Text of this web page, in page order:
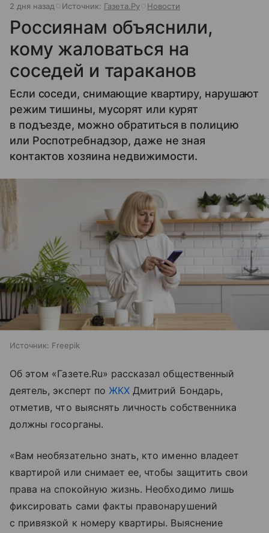
2 дня назад Источник: Газета.Ру Новости
Россиянам объяснили,
кому жаловаться на
соседей и тараканов
Если соседи, снимающие квартиру, нарушают
режим тишины, мусорят или курят
в подъезде, можно обратиться в полицию
или Роспотребнадзор, даже не зная
контактов хозяина недвижимости.
Источник: Freepik
Об этом «Газете.Ru» рассказал общественный
деятель, эксперт по ЖКХ Дмитрий Бондарь,
отметив, что выяснять личность собственника
должны госорганы.
«Вам необязательно знать, кто именно владеет
квартирой или снимает ее, чтобы защитить свои
права на спокойную жизнь. Необходимо лишь
фиксировать сами факты правонарушений
с привязкой к номеру квартиры. Выяснение